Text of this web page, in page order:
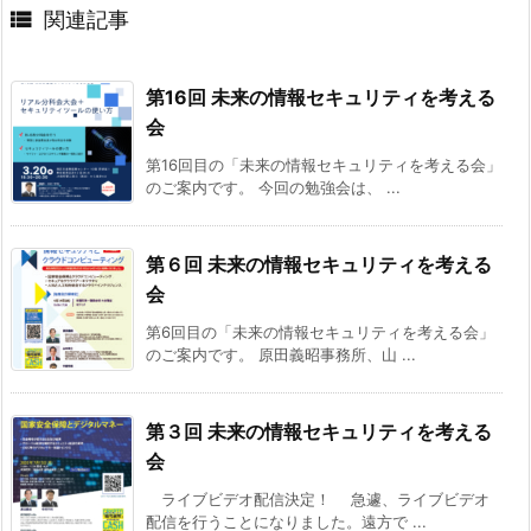
 関連記事
第16回 未来の情報セキュリティを考える
会
第16回目の「未来の情報セキュリティを考える会」
のご案内です。 今回の勉強会は、 ...
第６回 未来の情報セキュリティを考える
会
第6回目の「未来の情報セキュリティを考える会」
のご案内です。 原田義昭事務所、山 ...
第３回 未来の情報セキュリティを考える
会
ライブビデオ配信決定！ 急遽、ライブビデオ
配信を行うことになりました。遠方で ...